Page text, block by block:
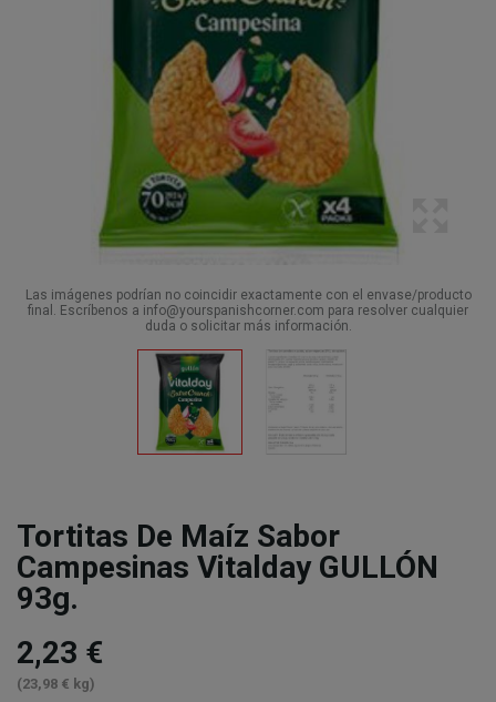
Las imágenes podrían no coincidir exactamente con el envase/producto
final. Escríbenos a info@yourspanishcorner.com para resolver cualquier
duda o solicitar más información.
Tortitas De Maíz Sabor
Campesinas Vitalday GULLÓN
93g.
2,23 €
(23,98 € kg)